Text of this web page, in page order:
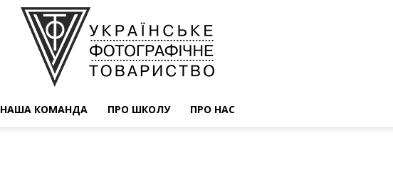
НАША КОМАНДА ПРО ШКОЛУ ПРО НАС